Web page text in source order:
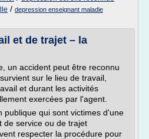
/ depression enseignant maladie
et de trajet – la
un accident peut être reconnu
sur le lieu de travail,
et durant les activités
exercées par l'agent.
publique qui sont victimes d'une
de service ou de trajet
respecter la procédure pour